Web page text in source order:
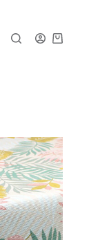
Panier